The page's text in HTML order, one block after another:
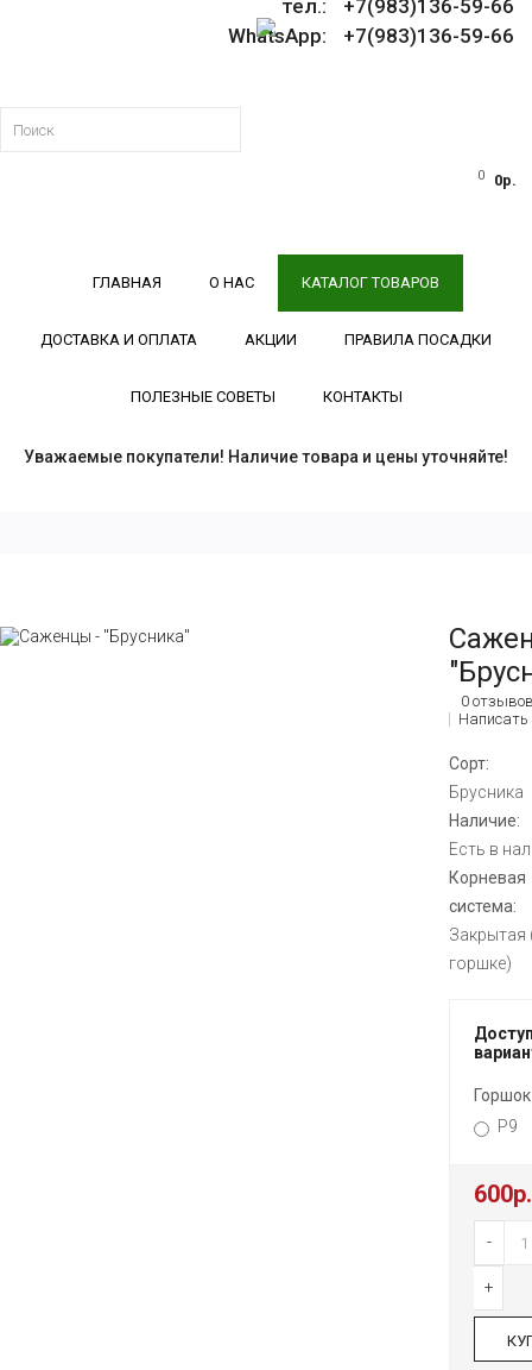
тел.: +7(983)136-59-66
WhatsApp: +7(983)136-59-66
0 0р.
ГЛАВНАЯ О НАС КАТАЛОГ ТОВАРОВ
ДОСТАВКА И ОПЛАТА АКЦИИ ПРАВИЛА ПОСАДКИ
ПОЛЕЗНЫЕ СОВЕТЫ КОНТАКТЫ
Уважаемые покупатели! Наличие товара и цены уточняйте!
0
Сорт:
Брусника
Наличие:
Есть в
Корневая
система:
Закрытая
горшке)
Горшок
P9
600р.
-
+